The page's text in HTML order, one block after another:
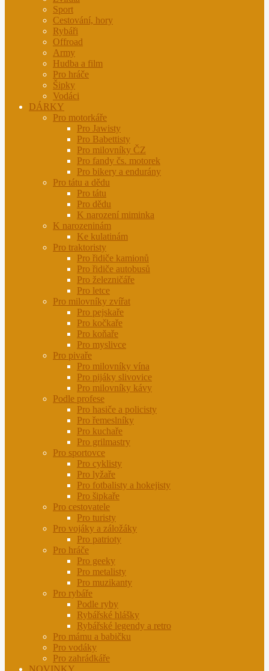
Sport
Cestování, hory
Rybáři
Offroad
Army
Hudba a film
Pro hráče
Šipky
Vodáci
DÁRKY
Pro motorkáře
Pro Jawisty
Pro Babettisty
Pro milovníky ČZ
Pro fandy čs. motorek
Pro bikery a endurány
Pro tátu a dědu
Pro tátu
Pro dědu
K narození miminka
K narozeninám
Ke kulatinám
Pro traktoristy
Pro řidiče kamionů
Pro řidiče autobusů
Pro železničáře
Pro letce
Pro milovníky zvířat
Pro pejskaře
Pro kočkaře
Pro koňaře
Pro myslivce
Pro pivaře
Pro milovníky vína
Pro pijáky slivovice
Pro milovníky kávy
Podle profese
Pro hasiče a policisty
Pro řemeslníky
Pro kuchaře
Pro grilmastry
Pro sportovce
Pro cyklisty
Pro lyžaře
Pro fotbalisty a hokejisty
Pro šipkaře
Pro cestovatele
Pro turisty
Pro vojáky a záložáky
Pro patrioty
Pro hráče
Pro geeky
Pro metalisty
Pro muzikanty
Pro rybáře
Podle ryby
Rybářské hlášky
Rybářské legendy a retro
Pro mámu a babičku
Pro vodáky
Pro zahrádkáře
NOVINKY